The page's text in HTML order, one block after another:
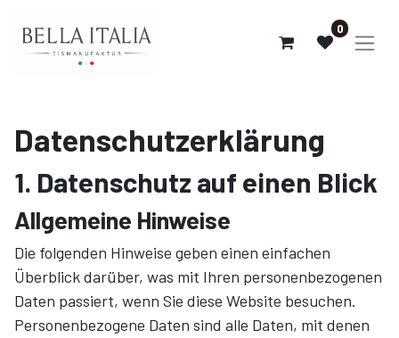
0
Datenschutzerklärung
1. Datenschutz auf einen Blick
Allgemeine Hinweise
Die folgenden Hinweise geben einen einfachen
Überblick darüber, was mit Ihren personenbezogenen
Daten passiert, wenn Sie diese Website besuchen.
Personenbezogene Daten sind alle Daten, mit denen